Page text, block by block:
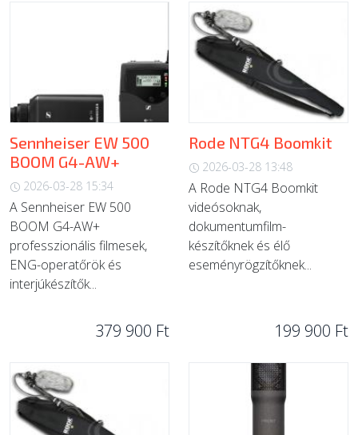
Sennheiser EW 500
BOOM G4-AW+
2026-03-28 15:34
A Sennheiser EW 500
BOOM G4-AW+
professzionális filmesek,
ENG-operatőrök és
interjúkészítők...
379 900 Ft
Rode NTG4 Boomkit
2026-03-28 13:48
A Rode NTG4 Boomkit
videósoknak,
dokumentumfilm-
készítőknek és élő
eseményrögzítőknek...
199 900 Ft